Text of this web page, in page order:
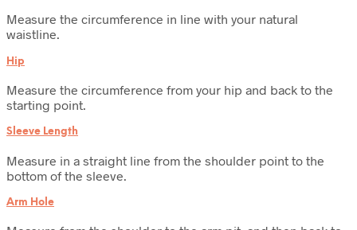
Measure the circumference in line with your natural
waistline.
Hip
Measure the circumference from your hip and back to the
starting point.
Sleeve Length
Measure in a straight line from the shoulder point to the
bottom of the sleeve.
Arm Hole